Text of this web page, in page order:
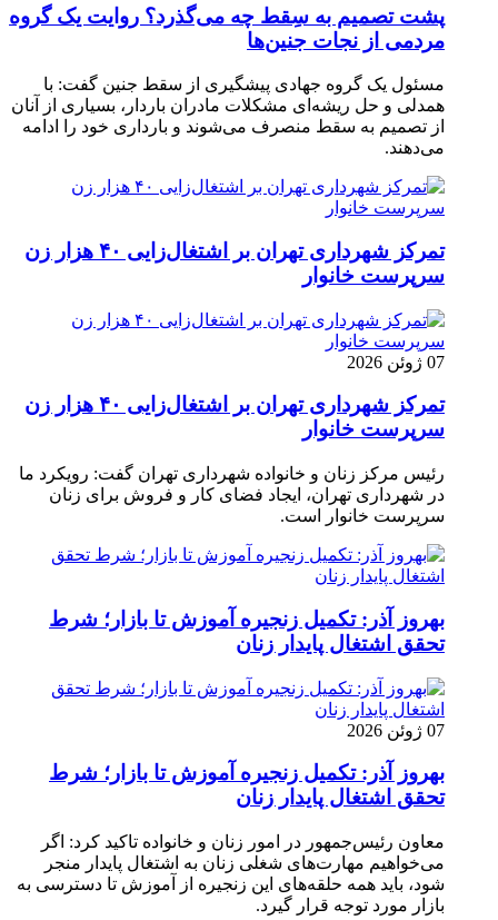
پشت تصمیم به سِقط چه می‌گذرد؟ روایت یک گروه
مردمی از نجات جنین‌ها
مسئول یک گروه جهادی پیشگیری از سقط جنین گفت: با
همدلی و حل ریشه‌ای مشکلات مادران باردار، بسیاری از آنان
از تصمیم به سقط منصرف می‌شوند و بارداری خود را ادامه
می‌دهند.
تمرکز شهرداری تهران بر اشتغال‌زایی ۴۰ هزار زن
سرپرست خانوار
07 ژوئن 2026
تمرکز شهرداری تهران بر اشتغال‌زایی ۴۰ هزار زن
سرپرست خانوار
رئیس مرکز زنان و خانواده شهرداری تهران گفت: رویکرد ما
در شهرداری تهران، ایجاد فضای کار و فروش برای زنان
سرپرست خانوار است.
بهروز آذر: تکمیل زنجیره آموزش تا بازار؛ شرط
تحقق اشتغال پایدار زنان
07 ژوئن 2026
بهروز آذر: تکمیل زنجیره آموزش تا بازار؛ شرط
تحقق اشتغال پایدار زنان
معاون رئیس‌جمهور در امور زنان و خانواده تاکید کرد: اگر
می‌خواهیم مهارت‌های شغلی زنان به اشتغال پایدار منجر
شود، باید همه حلقه‌های این زنجیره از آموزش تا دسترسی به
بازار مورد توجه قرار گیرد.